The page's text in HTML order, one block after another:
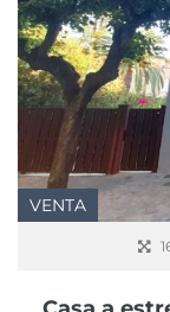
VENTA